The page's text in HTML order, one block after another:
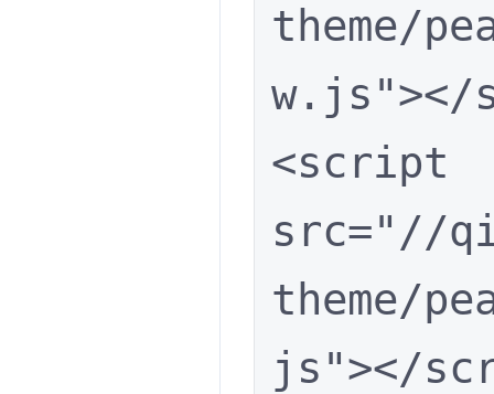
theme/
w.js"></
<script
src="//
theme/
js"></